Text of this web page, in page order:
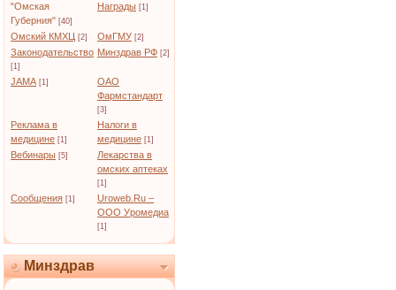
"Омская
Губерния" [40]
Награды [1]
Омский КМХЦ [2] ОмГМУ [2]
Законодательство
[1]
Минздрав РФ [2]
JAMA [1]
ОАО
Фармстандарт
[3]
Реклама в
медицине [1]
Налоги в
медицине [1]
Вебинары [5]
Лекарства в
омских аптеках
[1]
Сообщения [1]
Uroweb.Ru –
ООО Уромедиа
[1]
Минздрав